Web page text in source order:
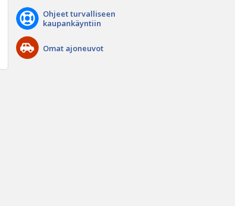
Ohjeet turvalliseen
kaupankäyntiin
Omat ajoneuvot